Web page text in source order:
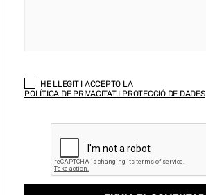
HE LLEGIT I ACCEPTO LA
POLÍTICA DE PRIVACITAT I PROTECCIÓ DE DADES